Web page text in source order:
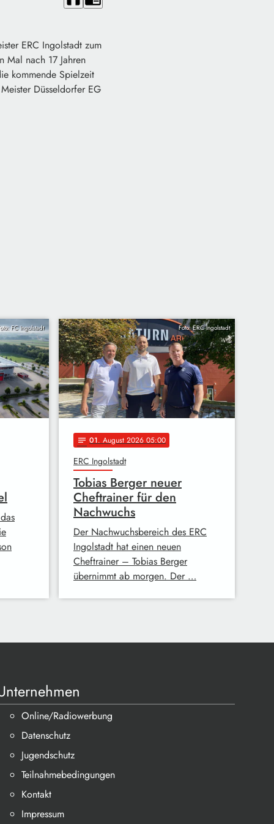
ERC Ingolstadt zum
Mal nach 17 Jahren
kommende Spielzeit
Düsseldorfer EG
FC Ingolstadt Foto: ERC Ingolstadt
notes 01. August 2026 05:00
ERC Ingolstadt
Tobias Berger neuer
Cheftrainer für den
Nachwuchs
Der Nachwuchsbereich des ERC
Ingolstadt hat einen neuen
Cheftrainer – Tobias Berger
übernimmt ab morgen. Der …
Online/Radiowerbung
Datenschutz
Jugendschutz
Teilnahmebedingungen
Kontakt
Impressum